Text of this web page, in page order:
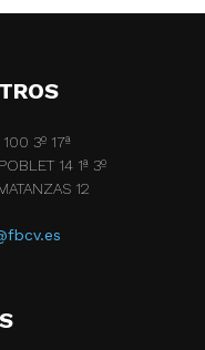
3º 17ª
14 1ª 3º
12